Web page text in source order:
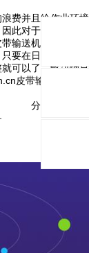
费并且给作业环境
此对于烟草皮带输
输送机撒料只是简
要在日常的生产中
可以了。解决烟草
皮带输送机技术
分享与关注：